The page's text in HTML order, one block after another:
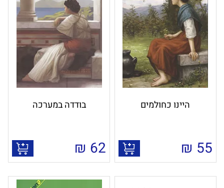
היינו כחולמים
55
₪
בודדה במערכה
62
₪